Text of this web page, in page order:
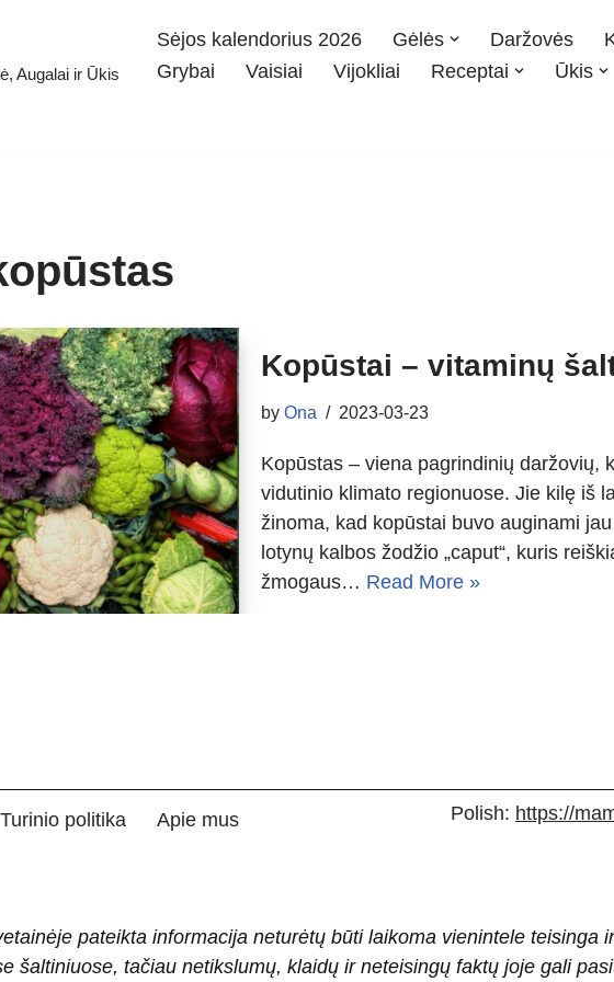
Augalai ir Ūkis
Sėjos kalendorius 2026 Gėlės Daržovės
Grybai
Vaisiai Vijokliai Receptai Ūkis
Kopūstai – vitaminų
by Ona 2023-03-23
Kopūstas – viena pagrindinių daržovių,
vidutinio klimato regionuose. Jie kilę iš
žinoma, kad kopūstai buvo auginami
lotynų kalbos žodžio „caput“, kuris
žmogaus… Read More »
Turinio politika Apie mus Polish: https://
pateikta informacija neturėtų būti laikoma vienintele teisinga
šaltiniuose, tačiau netikslumų, klaidų ir neteisingų faktų joje gali